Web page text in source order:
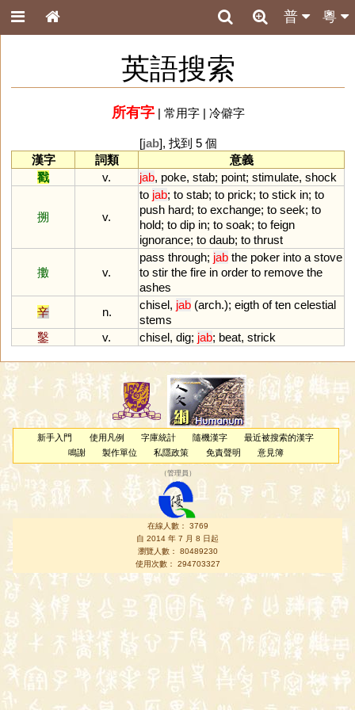
粵
普
英語搜索
所有字| 常用字| 冷僻字
[jab], 找到 5 個
漢字
詞類
意義
戳
v. jab, poke, stab; point; stimulate, shock
搠 v.
to jab; to stab; to prick; to stick in; to
push hard; to exchange; to seek; to
hold; to dip in; to soak; to feign
ignorance; to daub; to thrust
擻 v.
pass through; jab the poker into a stove
to stir the fire in order to remove the
ashes
辛
n.
chisel, jab (arch.); eigth of ten celestial
stems
鑿
v. chisel, dig; jab; beat, strick
新手入門 使用凡例 字庫統計 隨機漢字
最近被搜索的漢字
鳴謝
製作單位 私隱政策 免責聲明 意見簿
（管理員 ）
在線人數： 3769
自 2014 年 7 月 8 日起
瀏覽人數： 80489230
使用次數： 294703327